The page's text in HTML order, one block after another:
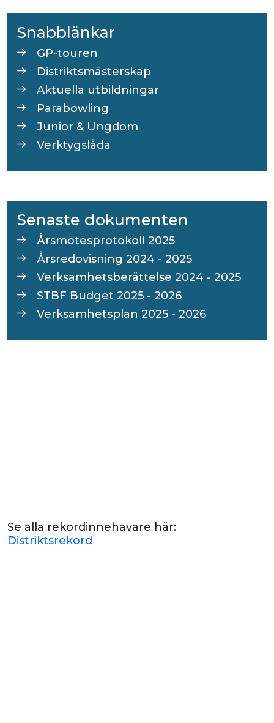
Snabblänkar
GP-touren
Distriktsmästerskap
Aktuella utbildningar
Parabowling
Junior & Ungdom
Verktygslåda
Senaste dokumenten
Årsmötesprotokoll 2025
Årsredovisning 2024 - 2025
Verksamhetsberättelse 2024 - 2025
STBF Budget 2025 - 2026
Verksamhetsplan 2025 - 2026
Se alla rekordinnehavare här:
Distriktsrekord